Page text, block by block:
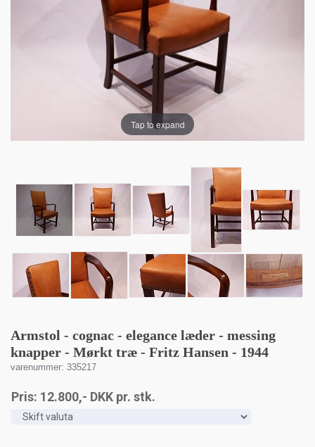
Tap to expand
Armstol - cognac - elegance læder - messing
knapper - Mørkt træ - Fritz Hansen - 1944
varenummer: 335217
Pris: 12.800,- DKK pr. stk.